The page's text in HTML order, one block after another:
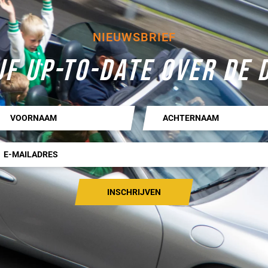
NIEUWSBRIEF
UP-TO-DATE OVER DE